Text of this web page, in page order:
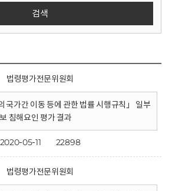
검색
법령평가전문위원회
국가간 이동 등에 관한 법률 시행규칙」 일부
침해요인 평가 결과
2020-05-11 22898
법령평가전문위원회